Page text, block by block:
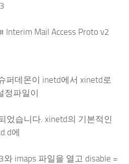
Mail Access Proto v2
퍼데몬이 inetd에서 xinetd로
정파일이
었습니다. xinetd의 기본적인
에
imaps 파일을 열고 disable =